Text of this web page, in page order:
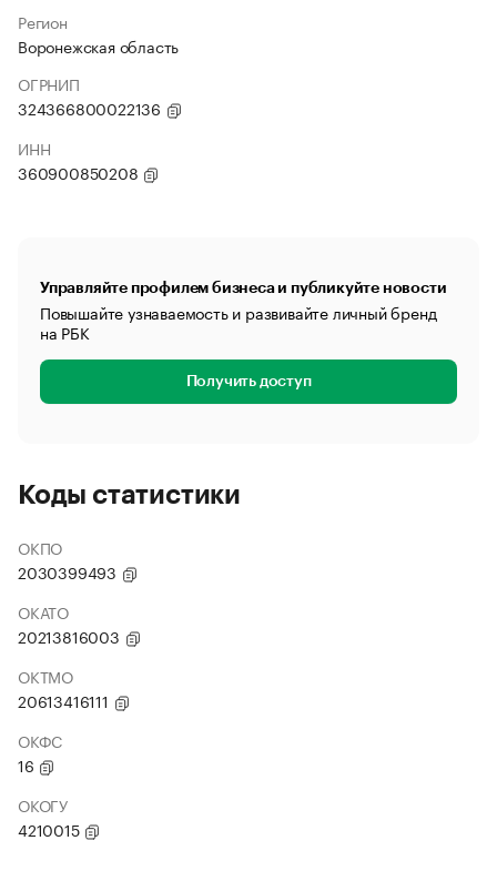
Регион
Воронежская область
ОГРНИП
324366800022136
ИНН
360900850208
Управляйте профилем бизнеса и публикуйте новости
Повышайте узнаваемость и развивайте личный бренд
на РБК
Получить доступ
Коды статистики
ОКПО
2030399493
ОКАТО
20213816003
ОКТМО
20613416111
ОКФС
16
ОКОГУ
4210015